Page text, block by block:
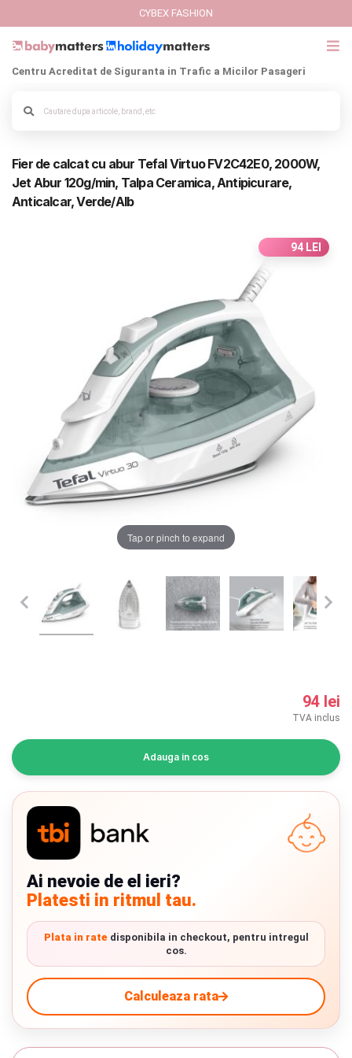
Italbaby Collections
Branduri
SCOICI AUTO
LA PLIMBARE
CAMERA COPILULUI
JUCARII
MARSUPII BEBELUSI
BABY MONITORS
HRANIRE SI DIVERSIFICARE
BAIE SI TOALETA
Informatii companie
Despre noi
Blog
Depozit
Q & A
Branduri
CYBEX FASHION
Centru Acreditat de Siguranta in Trafic a Micilor Pasageri
Fier de calcat cu abur Tefal Virtuo FV2C42E0, 2000W,
Jet Abur 120g/min, Talpa Ceramica, Antipicurare,
Anticalcar, Verde/Alb
94 LEI
Tap or pinch to expand
94 lei
TVA inclus
Adauga in cos
Ai nevoie de el ieri?
Platesti in ritmul tau.
Plata in ratedisponibila in checkout, pentru intregul
cos.
Calculeaza rata
Chrome cu detalii negre
Verde cu detalii negre
Alege culoarea cadrului
Chrome cu detalii negre